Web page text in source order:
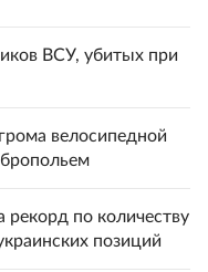
ВСУ, убитых при
велосипедной
по количеству
позиций